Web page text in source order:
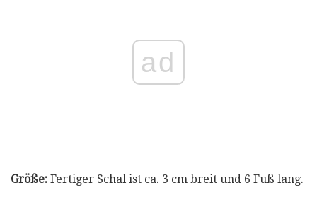
ad
Größe: Fertiger Schal ist ca. 3 cm breit und 6 Fuß lang.